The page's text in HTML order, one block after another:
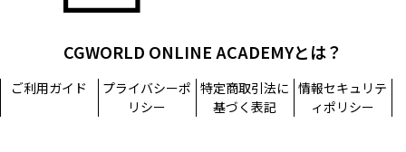
CGWORLD ONLINE ACADEMYとは？
ご利用ガイド
プライバシーポ
リシー
特定商取引法に
基づく表記
情報セキュリテ
ィポリシー